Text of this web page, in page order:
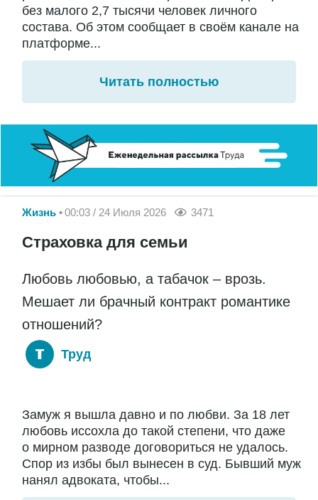
без малого 2,7 тысячи человек личного
состава. Об этом сообщает в своём канале на
платформе...
Читать полностью
Жизнь 00:03 / 24 Июля 2026 3471
Страховка для семьи
Любовь любовью, а табачок – врозь.
Мешает ли брачный контракт романтике
отношений?
Труд
Замуж я вышла давно и по любви. За 18 лет
любовь иссохла до такой степени, что даже
о мирном разводе договориться не удалось.
Спор из избы был вынесен в суд. Бывший муж
нанял адвоката, чтобы...